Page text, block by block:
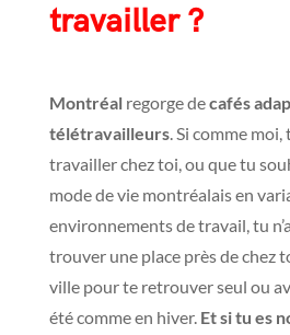
travailler ?
Montréalregorge decafés
télétravailleurs. Si comme moi,
travailler chez toi, ou que tu
mode de vie montréalais en
environnements de travail, tu
trouver une place près de chez
ville pour te retrouver seul ou
été comme en hiver. Et si tu es